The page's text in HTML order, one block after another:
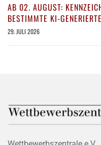
AB 02. AUGUST:
BESTIMMTE KI-
29. JULI 2026